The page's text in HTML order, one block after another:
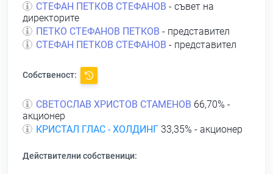
СТЕФАН ПЕТКОВ СТЕФАНОВ - съвет на
директорите
ПЕТКО СТЕФАНОВ ПЕТКОВ - представител
СТЕФАН ПЕТКОВ СТЕФАНОВ - представител
Собственост:
СВЕТОСЛАВ ХРИСТОВ СТАМЕНОВ 66,70% -
акционер
КРИСТАЛ ГЛАС - ХОЛДИНГ 33,35% - акционер
Действителни собственици: